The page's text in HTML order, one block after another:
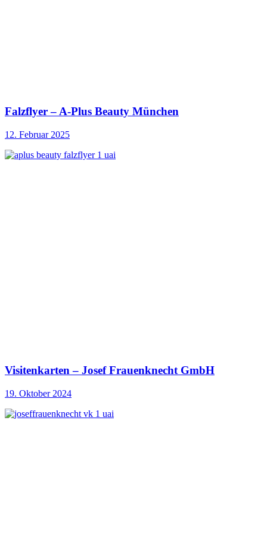
Falzflyer – A-Plus Beauty München
12. Februar 2025
Visitenkarten – Josef Frauenknecht GmbH
19. Oktober 2024